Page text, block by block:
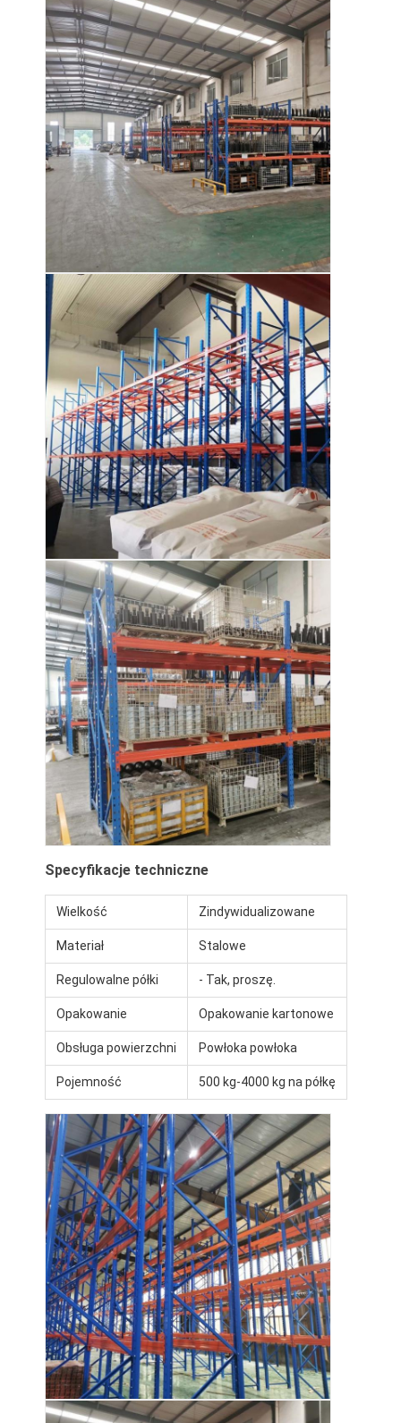
O nas
Wycieczka po fabryce
Kontrola jakości
Skontaktuj się z nami
Nowości
Sprawy
Poproś o wycenę
Wyposażenie w palety magazynowe
Regał magazynowy
stojak wystawowy do supermarketu
Regały wspornikowe
Regały wypychane
Wjedź na regały
półki na wahadłowce
bardzo wąskie nawy.
Stojak na antresję
Platforma konstrukcji stalowej
Palety z tworzyw sztucznych HDPE
stalowe palety
Palety aluminiowe
Metalowe pudełko na palety
Specyfikacje techniczne
Wielkość Zindywidualizowane
Materiał Stalowe
Regulowalne półki - Tak, proszę.
Opakowanie Opakowanie kartonowe
Obsługa powierzchni Powłoka powłoka
Pojemność 500 kg-4000 kg na półkę